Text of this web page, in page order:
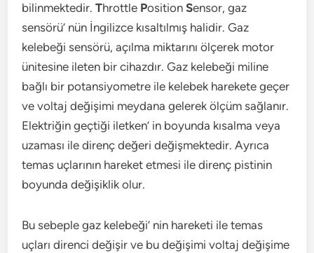
bilinmektedir.Throttle PositionSensor, gaz
sensörü’ nün İngilizce kısaltılmış halidir. Gaz
kelebeği sensörü, açılma miktarını ölçerek motor
ünitesine ileten bir cihazdır. Gaz kelebeği miline
bağlı bir potansiyometre ile kelebek harekete geçer
ve voltaj değişimi meydana gelerek ölçüm sağlanır.
Elektriğin geçtiği iletken’ in boyunda kısalma veya
uzaması ile direnç değeri değişmektedir. Ayrıca
temas uçlarının hareket etmesi ile direnç pistinin
boyunda değişiklik olur.
Bu sebeple gaz kelebeği’ nin hareketi ile temas
uçları direnci değişir ve bu değişimi voltaj değişime